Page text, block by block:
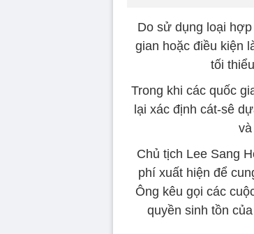
Do sử dụng loại
gian hoặc điều kiện
tối
Trong khi các quốc
lại xác định cát-sê
Chủ tịch Lee Sang
phí xuất hiện để
Ông kêu gọi các
quyền sinh tồn